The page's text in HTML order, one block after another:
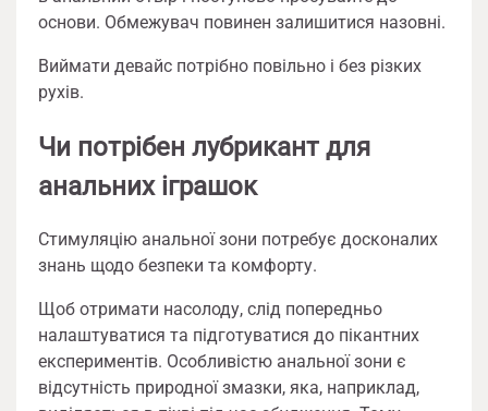
основи. Обмежувач повинен залишитися назовні.
Виймати девайс потрібно повільно і без різких
рухів.
Чи потрібен лубрикант для
анальних іграшок
Стимуляцію анальної зони потребує досконалих
знань щодо безпеки та комфорту.
Щоб отримати насолоду, слід попередньо
налаштуватися та підготуватися до пікантних
експериментів. Особливістю анальної зони є
відсутність природної змазки, яка, наприклад,